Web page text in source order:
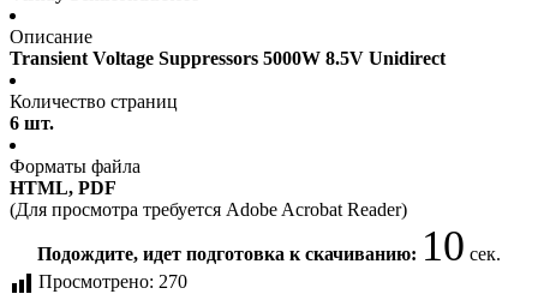
Описание
Transient Voltage Suppressors 5000W 8.5V Unidirect
Количество страниц
6 шт.
Форматы файла
HTML, PDF
(Для просмотра требуется Adobe Acrobat Reader)
Подождите, идет подготовка к скачиванию: 10 сек.
Просмотрено: 270